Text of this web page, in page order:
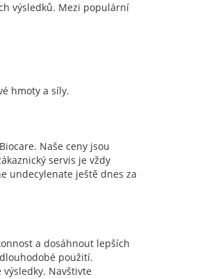
výsledků. Mezi populární
hmoty a síly.
Naše ceny jsou
servis je vždy
undecylenate ještě dnes za
a dosáhnout lepších
použití.
Navštivte